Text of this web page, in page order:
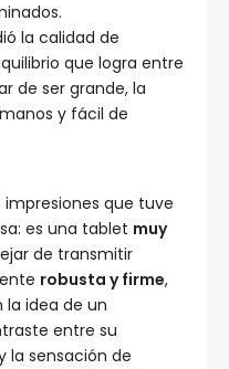
la calidad de
que logra entre
de ser grande, la
y fácil de
impresiones que tuve
es una tablet muy
de transmitir
robusta y firme,
idea de un
entre su
la sensación de